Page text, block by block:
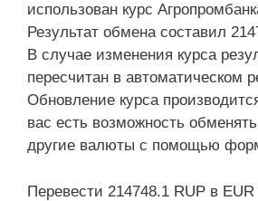
использован курс
Результат обмена составил
В случае изменения курса
пересчитан в автоматическом
Обновление курса
вас есть возможность
другие валюты с помощью
Перевести 214748.1 RUP в